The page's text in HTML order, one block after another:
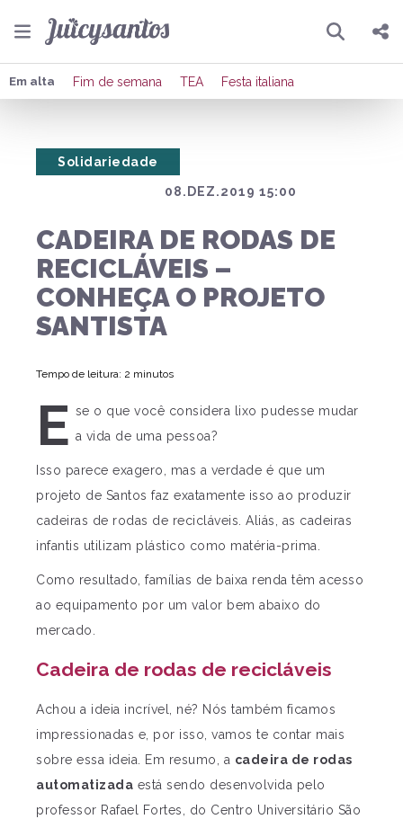
Pesquisar
Compartilhar
Publicar no X
Em alta Fim de semana TEA Festa italiana
08.DEZ.2019 15:00
Solidariedade
CADEIRA DE RODAS DE
RECICLÁVEIS –
CONHEÇA O PROJETO
SANTISTA
Tempo de leitura: 2 minutos
E se o que você considera lixo pudesse mudar
a vida de uma pessoa?
Isso parece exagero, mas a verdade é que um
projeto de Santos faz exatamente isso ao produzir
cadeiras de rodas de recicláveis. Aliás, as cadeiras
infantis utilizam plástico como matéria-prima.
Como resultado, famílias de baixa renda têm acesso
ao equipamento por um valor bem abaixo do
mercado.
Cadeira de rodas de recicláveis
Achou a ideia incrível, né? Nós também ficamos
impressionadas e, por isso, vamos te contar mais
sobre essa ideia. Em resumo, a cadeira de rodas
automatizada está sendo desenvolvida pelo
professor Rafael Fortes, do Centro Universitário São